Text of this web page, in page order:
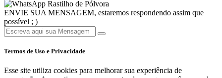
Rastilho de Pólvora
ENVIE SUA MENSAGEM, estaremos respondendo assim que
possível ; )
Termos de Uso e Privacidade
Esse site utiliza cookies para melhorar sua experiência de